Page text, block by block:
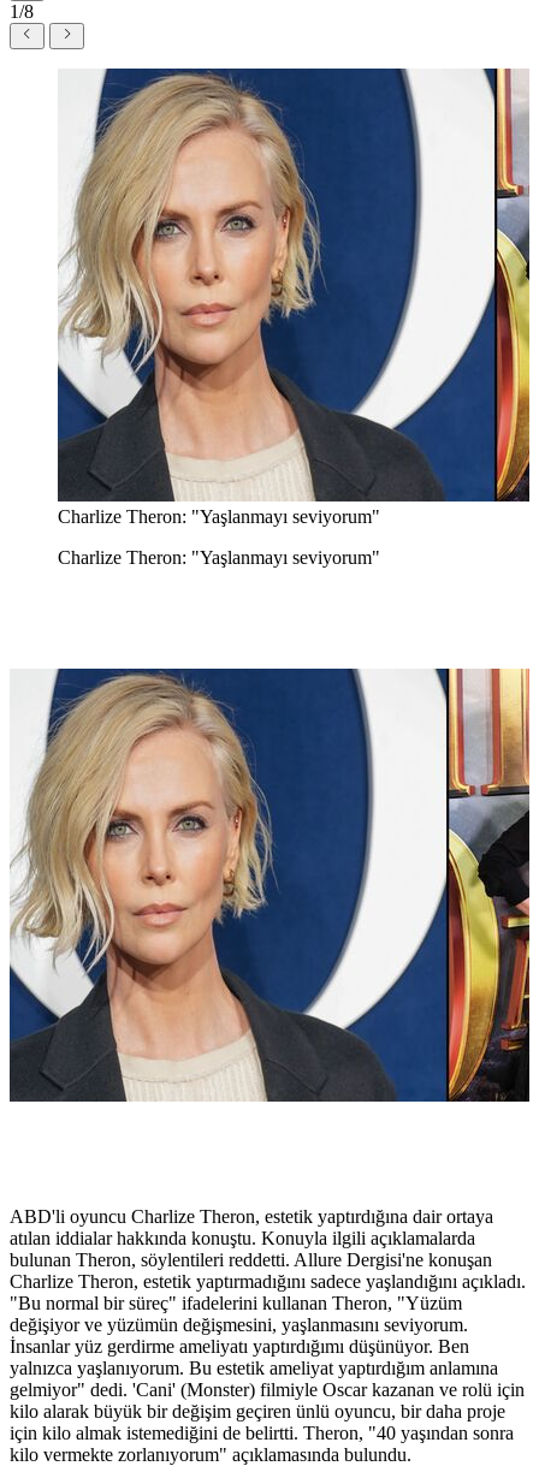
1/8
Charlize Theron: "Yaşlanmayı seviyorum"
Charlize Theron: "Yaşlanmayı seviyorum"
ABD'li oyuncu Charlize Theron, estetik yaptırdığına dair ortaya
atılan iddialar hakkında konuştu. Konuyla ilgili açıklamalarda
bulunan Theron, söylentileri reddetti. Allure Dergisi'ne konuşan
Charlize Theron, estetik yaptırmadığını sadece yaşlandığını açıkladı.
"Bu normal bir süreç" ifadelerini kullanan Theron, "Yüzüm
değişiyor ve yüzümün değişmesini, yaşlanmasını seviyorum.
İnsanlar yüz gerdirme ameliyatı yaptırdığımı düşünüyor. Ben
yalnızca yaşlanıyorum. Bu estetik ameliyat yaptırdığım anlamına
gelmiyor" dedi. 'Cani' (Monster) filmiyle Oscar kazanan ve rolü için
kilo alarak büyük bir değişim geçiren ünlü oyuncu, bir daha proje
için kilo almak istemediğini de belirtti. Theron, "40 yaşından sonra
kilo vermekte zorlanıyorum" açıklamasında bulundu.